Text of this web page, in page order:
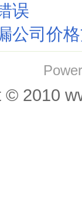
误
公司价
© 2010